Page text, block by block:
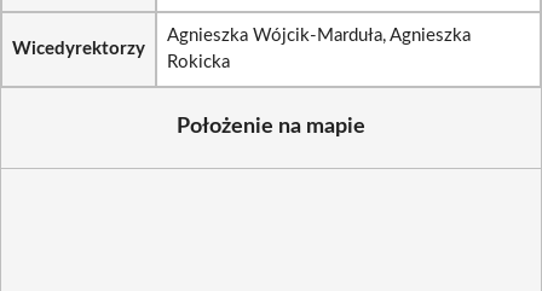
Wicedyrektorzy
Agnieszka Wójcik-Marduła, Agnieszka
Rokicka
Położenie na mapie